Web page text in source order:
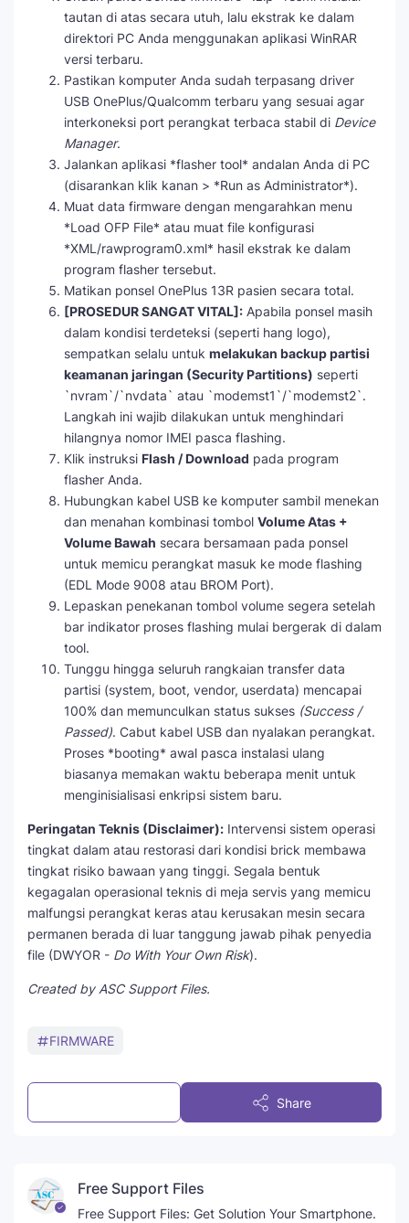
tautan di atas secara utuh, lalu ekstrak ke dalam
direktori PC Anda menggunakan aplikasi WinRAR
versi terbaru.
Pastikan komputer Anda sudah terpasang driver
USB OnePlus/Qualcomm terbaru yang sesuai agar
interkoneksi port perangkat terbaca stabil di Device
Manager.
Jalankan aplikasi *flasher tool* andalan Anda di PC
(disarankan klik kanan > *Run as Administrator*).
Muat data firmware dengan mengarahkan menu
*Load OFP File* atau muat file konfigurasi
*XML/rawprogram0.xml* hasil ekstrak ke dalam
program flasher tersebut.
Matikan ponsel OnePlus 13R pasien secara total.
[PROSEDUR SANGAT VITAL]: Apabila ponsel masih
dalam kondisi terdeteksi (seperti hang logo),
sempatkan selalu untuk melakukan backup partisi
keamanan jaringan (Security Partitions) seperti
`nvram`/`nvdata` atau `modemst1`/`modemst2`.
Langkah ini wajib dilakukan untuk menghindari
hilangnya nomor IMEI pasca flashing.
Klik instruksi Flash / Download pada program
flasher Anda.
Hubungkan kabel USB ke komputer sambil menekan
dan menahan kombinasi tombol Volume Atas +
Volume Bawah secara bersamaan pada ponsel
untuk memicu perangkat masuk ke mode flashing
(EDL Mode 9008 atau BROM Port).
Lepaskan penekanan tombol volume segera setelah
bar indikator proses flashing mulai bergerak di dalam
tool.
Tunggu hingga seluruh rangkaian transfer data
partisi (system, boot, vendor, userdata) mencapai
100% dan memunculkan status sukses (Success /
Passed). Cabut kabel USB dan nyalakan perangkat.
Proses *booting* awal pasca instalasi ulang
biasanya memakan waktu beberapa menit untuk
menginisialisasi enkripsi sistem baru.
Peringatan Teknis (Disclaimer): Intervensi sistem operasi
tingkat dalam atau restorasi dari kondisi brick membawa
tingkat risiko bawaan yang tinggi. Segala bentuk
kegagalan operasional teknis di meja servis yang memicu
malfungsi perangkat keras atau kerusakan mesin secara
permanen berada di luar tanggung jawab pihak penyedia
file (DWYOR - Do With Your Own Risk).
Created by ASC Support Files.
FIRMWARE
Share
Free Support Files
Free Support Files: Get Solution Your Smartphone.